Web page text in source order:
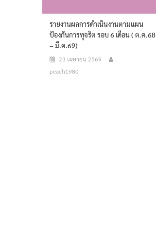
รายงานผลการดำเนินงานตามแผน
ป้องกันการทุจริต รอบ 6 เดือน ( ต.ค.68
– มี.ค.69)
23 เมษายน 2569
peach1980